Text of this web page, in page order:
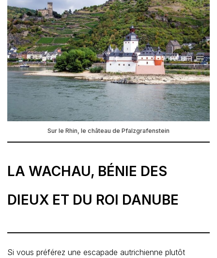
Sur le Rhin, le château de Pfalzgrafenstein
LA WACHAU, BÉNIE DES
DIEUX ET DU ROI DANUBE
Si vous préférez une escapade autrichienne plutôt